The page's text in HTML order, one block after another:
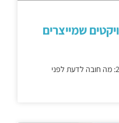
שמייצרים
פרויקטי נדל"ן של מאיר דוידי ב-2026: מה חובה לדעת לפני